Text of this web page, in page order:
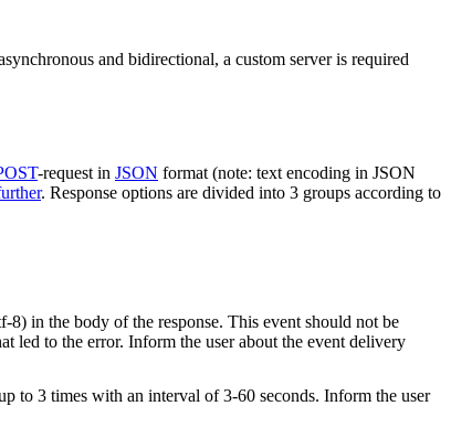
and bidirectional, a custom server is required
-request in JSON format (note: text encoding in JSON
. Response options are divided into 3 groups according to
in the body of the response. This event should not be
led to the error. Inform the user about the event delivery
to 3 times with an interval of 3-60 seconds. Inform the user